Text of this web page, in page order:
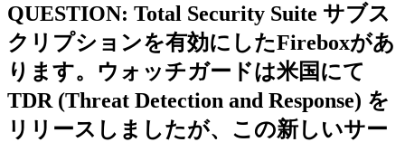
QUESTION: Total Security Suite サブス
クリプションを有効にしたFireboxがあ
ります。ウォッチガードは米国にて
TDR (Threat Detection and Response) を
リリースしましたが、この新しいサー